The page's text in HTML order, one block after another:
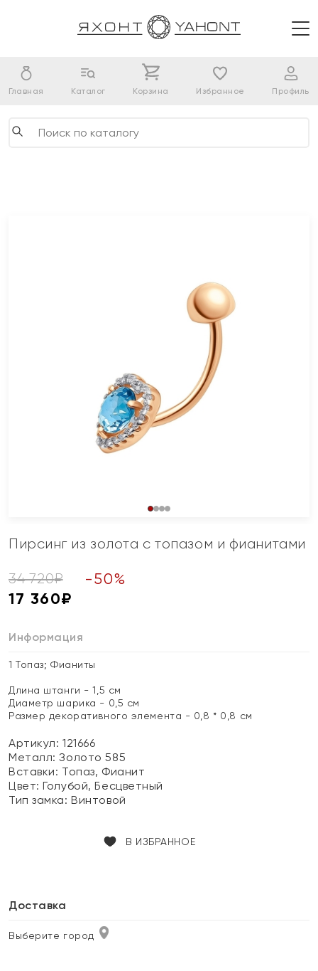
Главная Каталог Корзина Избранное Профиль
Пирсинг из золота с топазом и фианитами
34 720₽ -50%
17 360₽
Информация
1 Топаз; Фианиты
Длина штанги - 1,5 см
Диаметр шарика - 0,5 см
Размер декоративного элемента - 0,8 * 0,8 см
Артикул: 121666
Металл:Золото 585
Вставки: Топаз, Фианит
Цвет:Голубой, Бесцветный
Тип замка:Винтовой
В ИЗБРАННОЕ
Доставка
Выберите город